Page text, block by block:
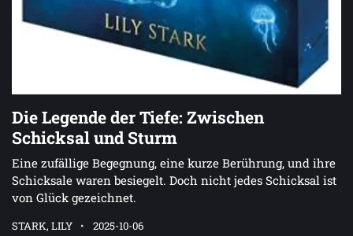
Die Legende der Tiefe: Zwischen
Schicksal und Sturm
Eine zufällige Begegnung, eine kurze Berührung, und ihre
Schicksale waren besiegelt. Doch nicht jedes Schicksal ist
von Glück gezeichnet.
STARK, LILY 2025-10-06